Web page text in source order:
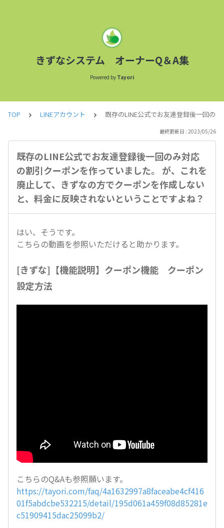
きずなシステム オーナーQ＆A集
Powered by Tayori
TOP LINEアカウント 既存のLINE公式でお友達登録後一回の
最終更新日 : 2023/05/26
既存のLINE公式でお友達登録後一回のみ対応
の割引クーポンを作っていました。 が、これを
廃止して、きずなの方でクーポンを作成しない
と、料金に反映されないということですよね？
はい、そうです。
こちらの動画を参照いただけると助かります。
[きずな]【機能説明】クーポン機能 クーポン
設定方法
こちらのQ&Aも参照願います。
https://tayori.com/faq/4a1632997a8faceabe4cf416
01f5abdcbe532215/detail/195d061a459f08d85281e
c51909415dac25099b2/